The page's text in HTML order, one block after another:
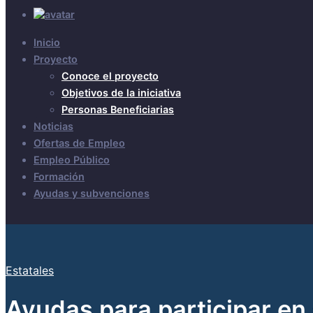
Inicio
Proyecto
Conoce el proyecto
Objetivos de la iniciativa
Personas Beneficiarias
Noticias
Ofertas de Empleo
Empleo Público
Formación
Ayudas y subvenciones
Estatales